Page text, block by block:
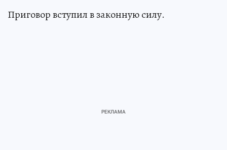
Приговор вступил в законную силу.